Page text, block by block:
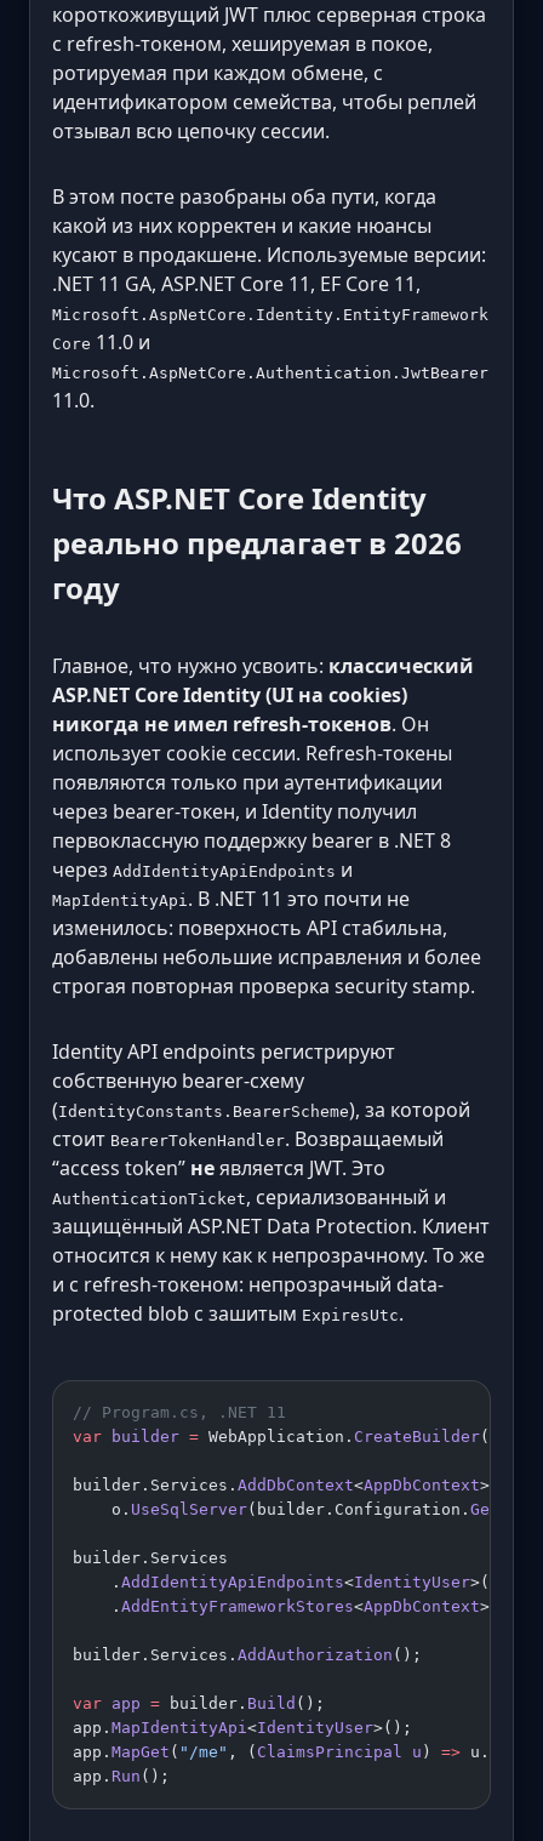
короткоживущий JWT плюс серверная строка
с refresh-токеном, хешируемая в покое,
ротируемая при каждом обмене, с
идентификатором семейства, чтобы реплей
отзывал всю цепочку сессии.
В этом посте разобраны оба пути, когда
какой из них корректен и какие нюансы
кусают в продакшене. Используемые версии:
.NET 11 GA, ASP.NET Core 11, EF Core 11,
Microsoft.AspNetCore.Identity.EntityFramework
Core 11.0 и
Microsoft.AspNetCore.Authentication.JwtBearer
11.0.
Что ASP.NET Core Identity
реально предлагает в 2026
году
Главное, что нужно усвоить: классический
ASP.NET Core Identity (UI на cookies)
никогда не имел refresh-токенов. Он
использует cookie сессии. Refresh-токены
появляются только при аутентификации
через bearer-токен, и Identity получил
первоклассную поддержку bearer в .NET 8
через AddIdentityApiEndpoints и
MapIdentityApi . В .NET 11 это почти не
изменилось: поверхность API стабильна,
добавлены небольшие исправления и более
строгая повторная проверка security stamp.
Identity API endpoints регистрируют
собственную bearer-схему
(IdentityConstants.BearerScheme), за которой
стоит BearerTokenHandler. Возвращаемый
“access token” неявляется JWT. Это
AuthenticationTicket, сериализованный и
защищённый ASP.NET Data Protection. Клиент
относится к нему как к непрозрачному. То же
и с refresh-токеном: непрозрачный data-
protected blob с зашитым ExpiresUtc.
// Program.cs, .NET 11
var builder = WebApplication. CreateBuilder
builder.Services. AddDbContext<AppDbContext>(
    o.
UseSqlServer(builder.Configuration.
builder.Services
    .
AddIdentityApiEndpoints<IdentityUser>()
    .
AddEntityFrameworkStores<AppDbContext>();
builder.Services. AddAuthorization ();
var app = builder. Build ();
app. MapIdentityApi <IdentityUser>();
app. MapGet ( "/me" , ( ClaimsPrincipal u ) =>
app. Run ();